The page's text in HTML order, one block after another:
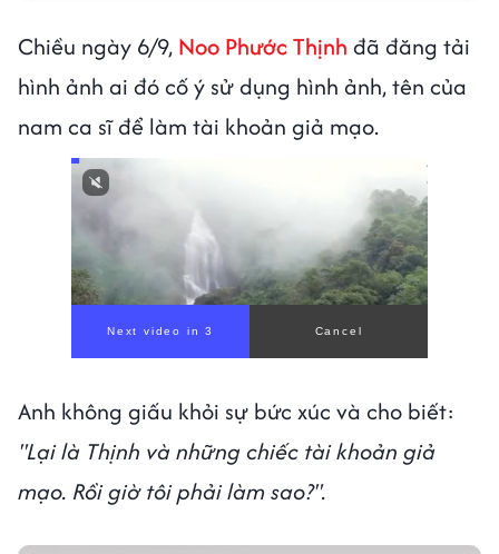
Chiều ngày 6/9, Noo Phước Thịnh đã đăng tải
hình ảnh ai đó cố ý sử dụng hình ảnh, tên của
nam ca sĩ để làm tài khoản giả mạo.
Next video in 1 Cancel
Anh không giấu khỏi sự bức xúc và cho biết:
"Lại là Thịnh và những chiếc tài khoản giả
mạo. Rồi giờ tôi phải làm sao?".